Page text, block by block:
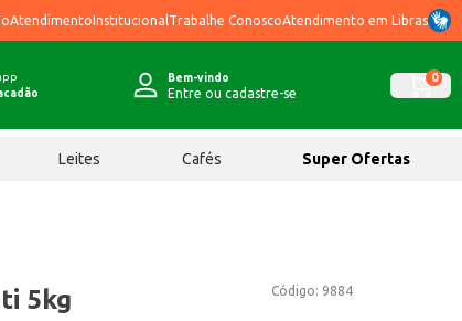
AtendimentoInstitucional Trabalhe ConoscoAtendimento em Libras
Bem-vindo
Entre ou cadastre-se
0
Leites Cafés Super Ofertas
Código: 9884
5kg